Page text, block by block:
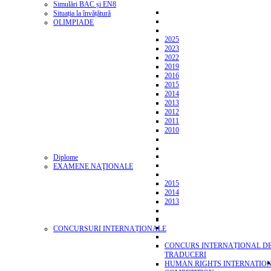
Simulări BAC și EN8
Situația la învățătură
OLIMPIADE
2025
2023
2022
2019
2016
2015
2014
2013
2012
2011
2010
Diplome
EXAMENE NAŢIONALE
2015
2014
2013
CONCURSURI INTERNAȚIONALE
CONCURS INTERNAȚIONAL
TRADUCERI
HUMAN RIGHTS